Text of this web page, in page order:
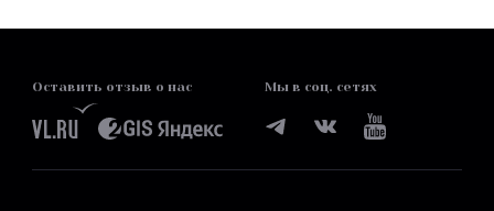
Оставить отзыв о нас Мы в соц. сетях